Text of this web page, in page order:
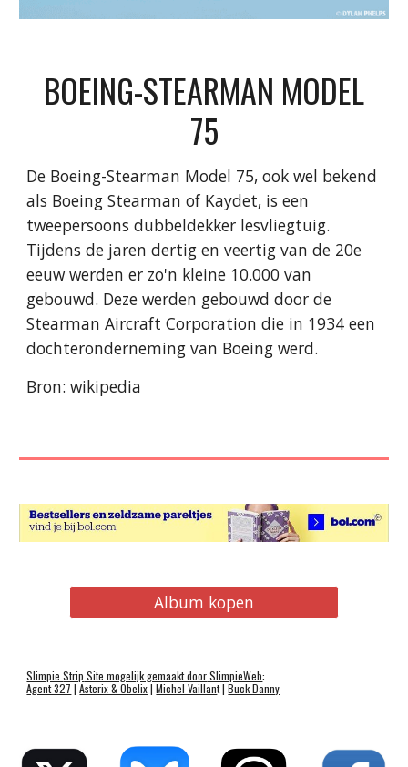
BOEING-STEARMAN MODEL
75
De Boeing-Stearman Model 75, ook wel bekend
als Boeing Stearman of Kaydet, is een
tweepersoons dubbeldekker lesvliegtuig.
Tijdens de jaren dertig en veertig van de 20e
eeuw werden er zo'n kleine 10.000 van
gebouwd. Deze werden gebouwd door de
Stearman Aircraft Corporation die in 1934 een
dochteronderneming van Boeing werd.
Bron:wikipedia
Album kopen
SlimpieStrip Site mogelijk gemaakt doorSlimpieWeb:
Agent 327 | Asterix & Obelix| Michel Vaillant | Buck Danny